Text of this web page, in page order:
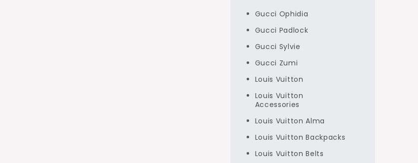
Gucci Ophidia
Gucci Padlock
Gucci Sylvie
Gucci Zumi
Louis Vuitton
Louis Vuitton
Accessories
Louis Vuitton Alma
Louis Vuitton Backpacks
Louis Vuitton Belts